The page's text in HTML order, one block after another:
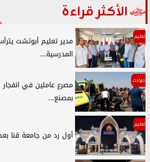
الأكثر قراءة
تعليم
مدير تعليم أبوتشت
المدرسية...
حوادث
مصرع عاملين في انفجار
بمصنع...
تعليم
أول رد من جامعة قنا